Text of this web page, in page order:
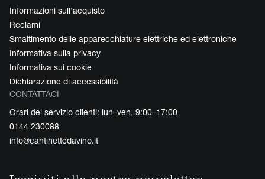
Informazioni sull'acquisto
Reclami
Smaltimento delle apparecchiature elettriche ed elettroniche
Informativa sulla privacy
Informativa sui cookie
Dichiarazione di accessibilità
CONTATTACI
Orari del servizio clienti: lun–ven, 9:00–17:00
0144 230088
info@cantinettedavino.it